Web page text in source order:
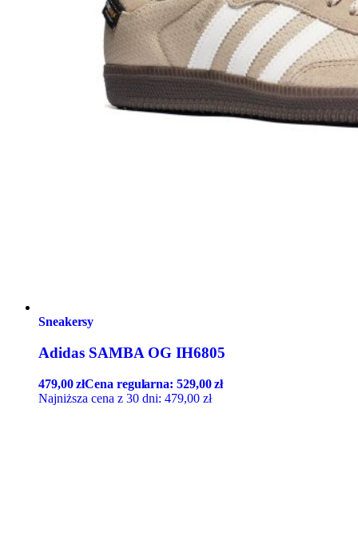
Sneakersy
Adidas SAMBA OG IH6805
479,00złCena regularna:529,00zł
Najniższa cena z 30 dni: 479,00 zł